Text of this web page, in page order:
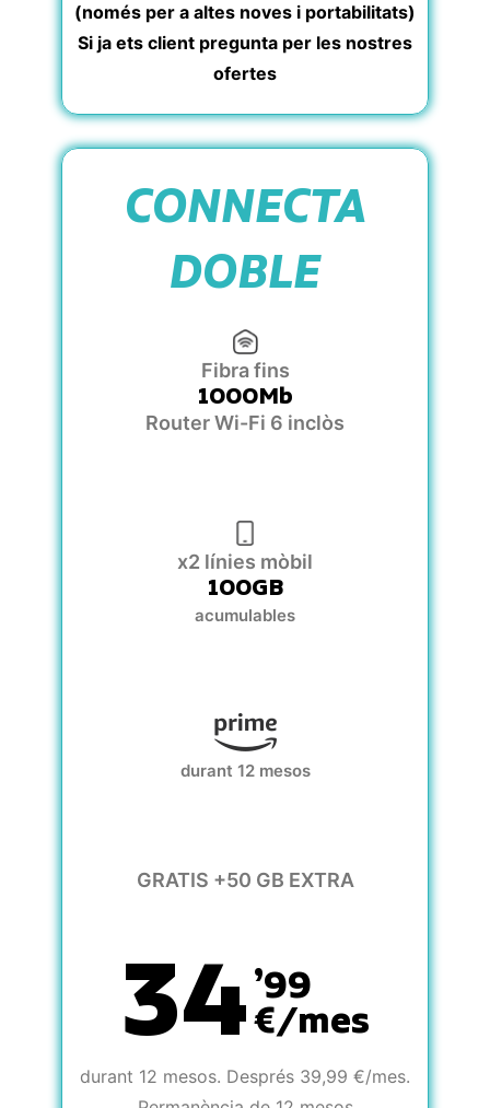
(només per a altes noves i portabilitats)
Si ja ets client pregunta per les nostres
ofertes
CONNECTA
DOBLE
Fibra fins
1000Mb
Router Wi-Fi 6 inclòs
x2 línies mòbil
100GB
acumulables
durant 12 mesos
GRATIS +50 GB EXTRA
34’99
€/mes
durant 12 mesos. Després 39,99 €/mes.